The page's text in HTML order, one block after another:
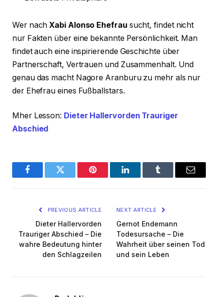
Wer nachXabi Alonso Ehefrau sucht, findet nicht
nur Fakten über eine bekannte Persönlichkeit. Man
findet auch eine inspirierende Geschichte über
Partnerschaft, Vertrauen und Zusammenhalt. Und
genau das macht Nagore Aranburu zu mehr als nur
der Ehefrau eines Fußballstars.
Mher Lesson: Dieter Hallervorden Trauriger
Abschied
FacebookTwitter Pinterest LinkedInTumblr Email
PREVIOUS ARTICLE
Dieter Hallervorden
Trauriger Abschied – Die
wahre Bedeutung hinter
den Schlagzeilen
NEXT ARTICLE
Gernot Endemann
Todesursache – Die
Wahrheit über seinen Tod
und sein Leben